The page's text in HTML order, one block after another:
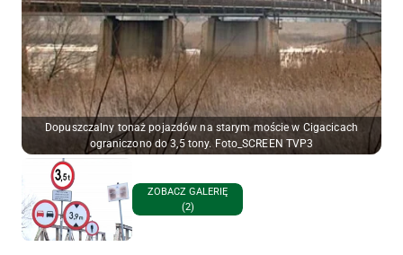
Dopuszczalny tonaż pojazdów na starym moście w Cigacicach
ograniczono do 3,5 tony. Foto_SCREEN TVP3
ZOBACZ GALERIĘ
(2)